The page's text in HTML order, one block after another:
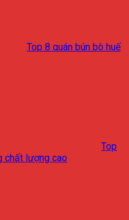
Top 8 quán bún bò huế
Top
chất lượng cao